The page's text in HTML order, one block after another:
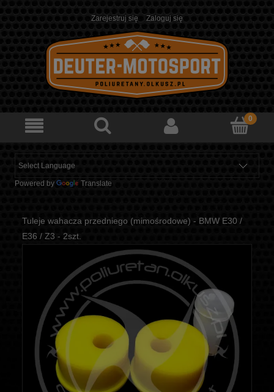
Zarejestruj się Zaloguj się
Powered by Translate
Tuleje wahacza przedniego (mimośrodowe) - BMW E30 /
E36 / Z3 - 2szt.